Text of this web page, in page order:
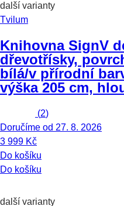
další varianty
Tvilum
Knihovna SignV
dřevotřísky,
bílá/v přírodní
výška 205 cm,
(2)
Doručíme od 27. 8. 2026
3 999 Kč
Do košíku
Do košíku
další varianty